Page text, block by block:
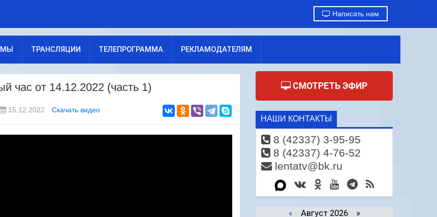
Написать нам
ТРАНСЛЯЦИИ ТЕЛЕПРОГРАММА РЕКЛАМОДАТЕЛЯМ
час от 14.12.2022 (часть 1)
15.12.2022 Скачать видео
СМОТРЕТЬ ЭФИР
НАШИ КОНТАКТЫ
8 (42337) 3-95-95
8 (42337) 4-76-52
lentatv@bk.ru
« Август 2026 »